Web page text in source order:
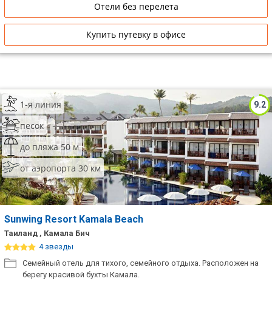
Отели без перелета
Купить путевку в офисе
9.2
1-я линия
песок
до пляжа 50 м
от аэропорта 30 км
Sunwing Resort Kamala Beach
Таиланд , Камала Бич
4 звезды
Семейный отель для тихого, семейного отдыха. Расположен на
берегу красивой бухты Камала.